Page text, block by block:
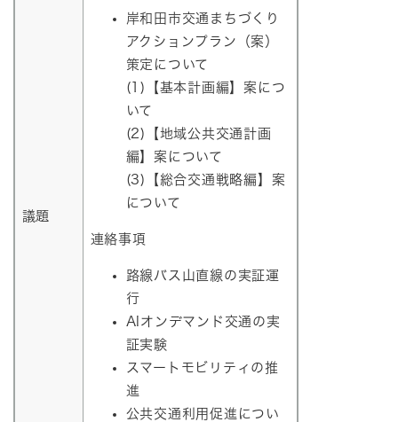
議題
岸和田市交通まちづくり
アクションプラン（案）
策定について
(1)【基本計画編】案につ
いて
(2)【地域公共交通計画
編】案について
(3)【総合交通戦略編】案
について
連絡事項
路線バス山直線の実証運
行
AIオンデマンド交通の実
証実験
スマートモビリティの推
進
公共交通利用促進につい